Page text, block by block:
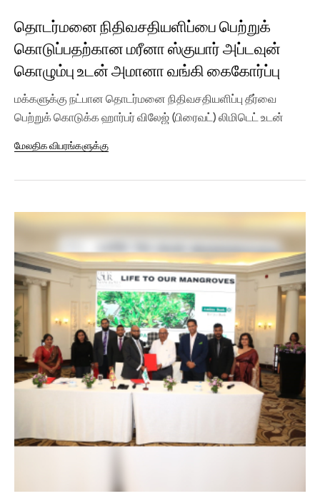
தொடர்மனை நிதிவசதியளிப்பை பெற்றுக்
கொடுப்பதற்கான மரீனா ஸ்குயார் அப்டவுன்
கொழும்பு உடன் அமானா வங்கி கைகோர்ப்பு
மக்களுக்கு நட்பான தொடர்மனை நிதிவசதியளிப்பு தீர்வை
பெற்றுக் கொடுக்க ஹார்பர் விலேஜ் (பிரைவட்) லிமிடெட் உடன்
மேலதிக விபரங்களுக்கு